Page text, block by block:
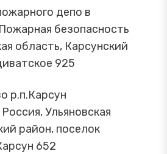
депо в
безопасность
область, Карсунский
925
р.п.Карсун
Ульяновская
район, поселок
652